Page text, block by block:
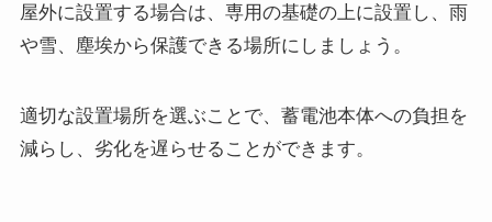
屋外に設置する場合は、専用の基礎の上に設置し、雨
や雪、塵埃から保護できる場所にしましょう。
適切な設置場所を選ぶことで、蓄電池本体への負担を
減らし、劣化を遅らせることができます。